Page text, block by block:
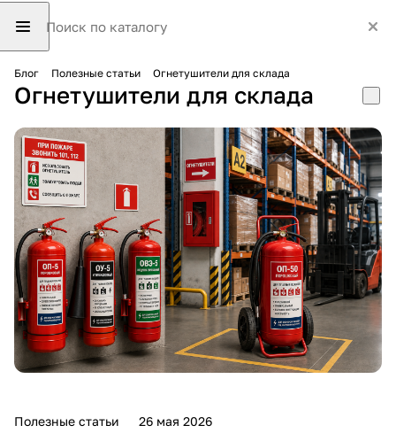
Блог Полезные статьи Огнетушители для склада
Огнетушители для склада
Полезные статьи 26 мая 2026